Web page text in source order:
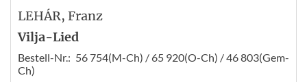
LEHÁR, Franz
Vilja-Lied
Bestell-Nr.: 56 754(M-Ch) / 65 920(O-Ch) / 46 803(Gem-
Ch)